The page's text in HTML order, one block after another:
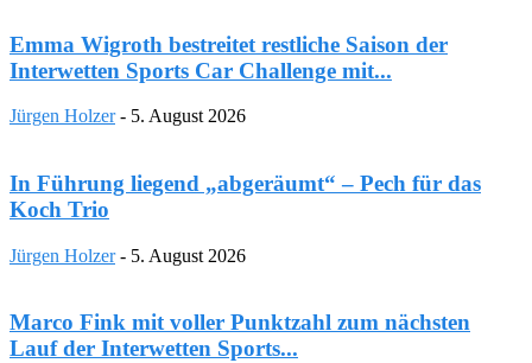
Emma Wigroth bestreitet restliche Saison der
Interwetten Sports Car Challenge mit...
Jürgen Holzer - 5. August 2026
In Führung liegend „abgeräumt“ – Pech für das
Koch Trio
Jürgen Holzer - 5. August 2026
Marco Fink mit voller Punktzahl zum nächsten
Lauf der Interwetten Sports...